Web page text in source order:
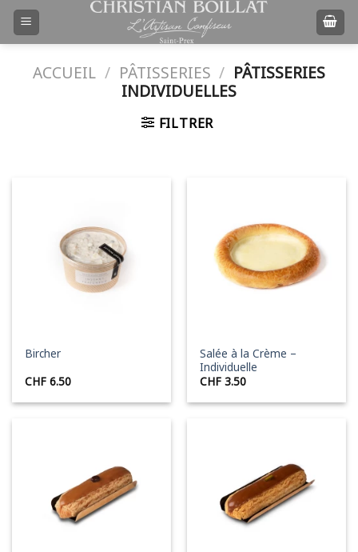
Passer
ACCUEIL / PÂTISSERIES /
PÂTISSERIES
INDIVIDUELLES
FILTRER
Bircher
CHF 6.50
Salée à la Crème –
Individuelle
CHF 3.50